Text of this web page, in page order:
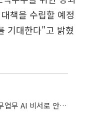
책을 수립할 예정
기대한다"고 밝혔
더존비즈온 “ONE AI 세법도우미, 세무업무 AI 비서로 안착”